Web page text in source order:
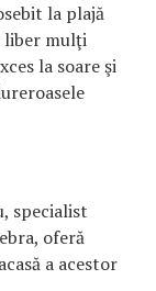
la plajă
liber mulţi
la soare şi
specialist
oferă
a acestor